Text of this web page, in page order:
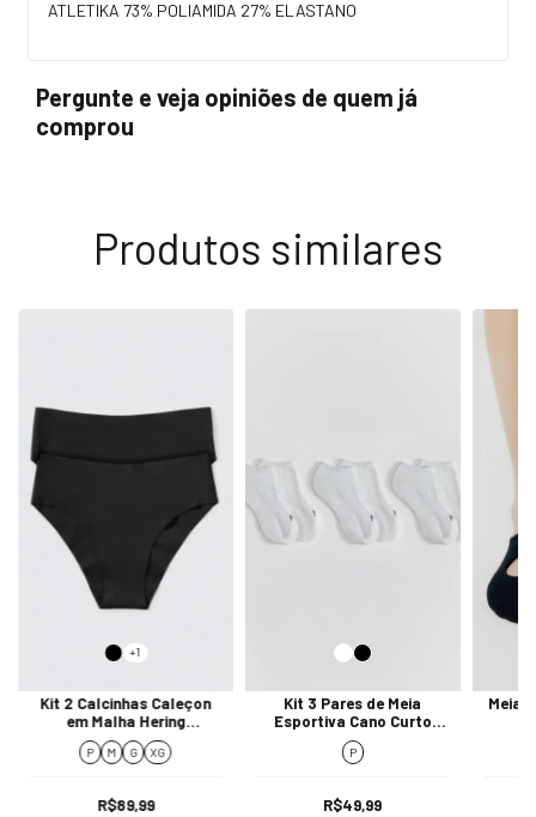
ATLETIKA 73% POLIAMIDA 27% ELASTANO
Pergunte e veja opiniões de quem já
comprou
Produtos similares
+1
Kit 2 Calcinhas Caleçon
em Malha Hering
Intimates
P M G XG
R$89,99
Kit 3 Pares de Meia
Esportiva Cano Curto
Hering Intimates
P
R$49,99
Meia